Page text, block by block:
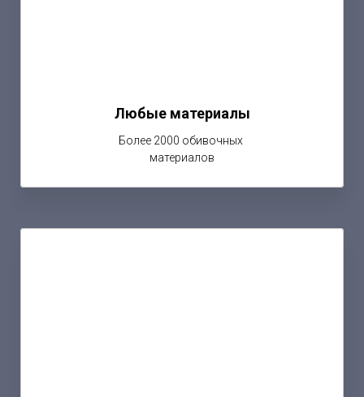
Любые материалы
Более 2000 обивочных
материалов